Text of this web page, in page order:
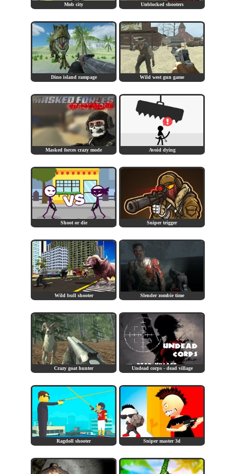
Mob city Unblocked shooters
Dino island rampage Wild west gun game
Masked forces crazy mode Avoid dying
Shoot or die Sniper trigger
Wild bull shooter Slender zombie time
Crazy goat hunter Undead corps - dead village
Ragdoll shooter Sniper master 3d